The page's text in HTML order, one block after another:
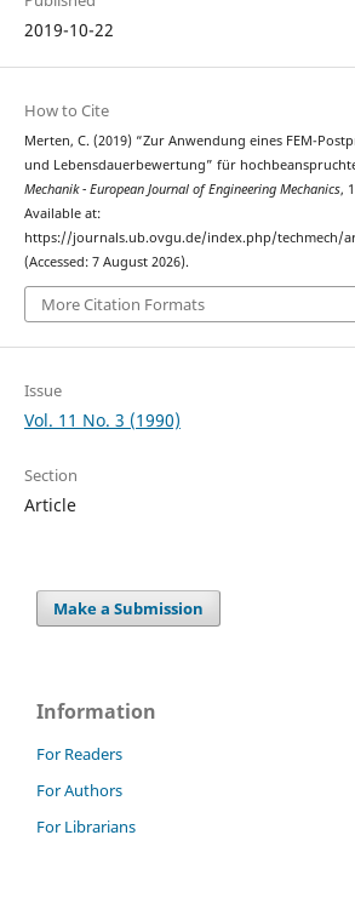
2019-10-22
How to Cite
Merten, C. (2019) “Zur Anwendung eines FEM-
und Lebensdauerbewertung” für
Mechanik - European Journal of Engineering Mechanics,
Available at:
https://journals.ub.ovgu.de/index.php/techmech/
(Accessed: 7 August 2026).
More Citation Formats
Issue
Vol. 11 No. 3 (1990)
Section
Article
Make a Submission
Information
For Readers
For Authors
For Librarians